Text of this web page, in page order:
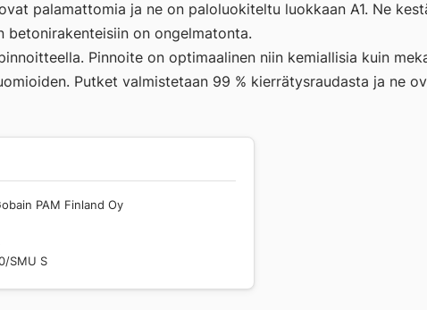
palamattomia ja ne on paloluokiteltu luokkaan A1. Ne
betonirakenteisiin on ongelmatonta.
Pinnoite on optimaalinen niin kemiallisia kuin
Putket valmistetaan 99 % kierrätysraudasta ja ne
PAM Finland Oy
SMU S